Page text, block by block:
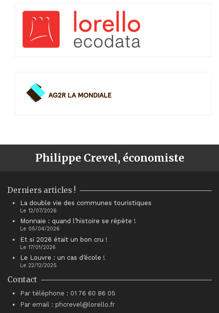
Philippe Crevel, économiste
Derniers articles !
La double vie des communes touristiques
Le 12/07/2026
Monnaie : quand l’histoire se répète !
Le 05/04/2026
Et si 2026 était un bon cru !
Le 17/01/2026
Le Louvre : un cas d’école !
Le 22/12/2025
Contact
Par téléphone : 01 76 60 86 05
Par email : phcrevel@lorello.fr